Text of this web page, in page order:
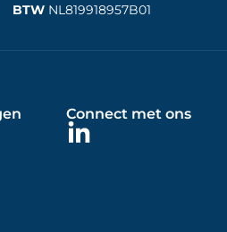
BTWNL819918957B01
Connect met ons